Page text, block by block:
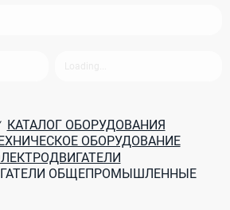
КАТАЛОГ ОБОРУДОВАНИЯ
ОБОРУДОВАНИЕ
ОБЩЕПРОМЫШЛЕННЫЕ